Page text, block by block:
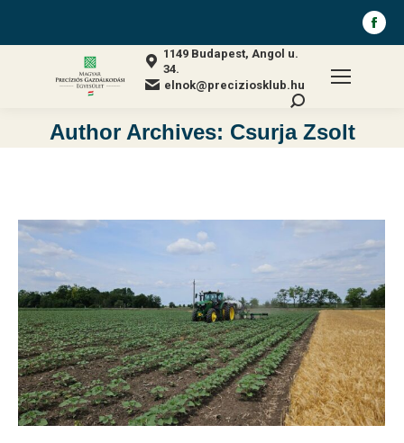
1149 Budapest, Angol u.
34.
elnok@preciziosklub.hu
Search:
Author Archives: Csurja Zsolt